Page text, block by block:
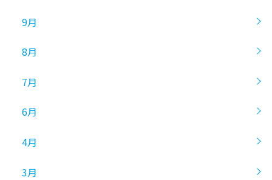
9月
8月
7月
6月
4月
3月